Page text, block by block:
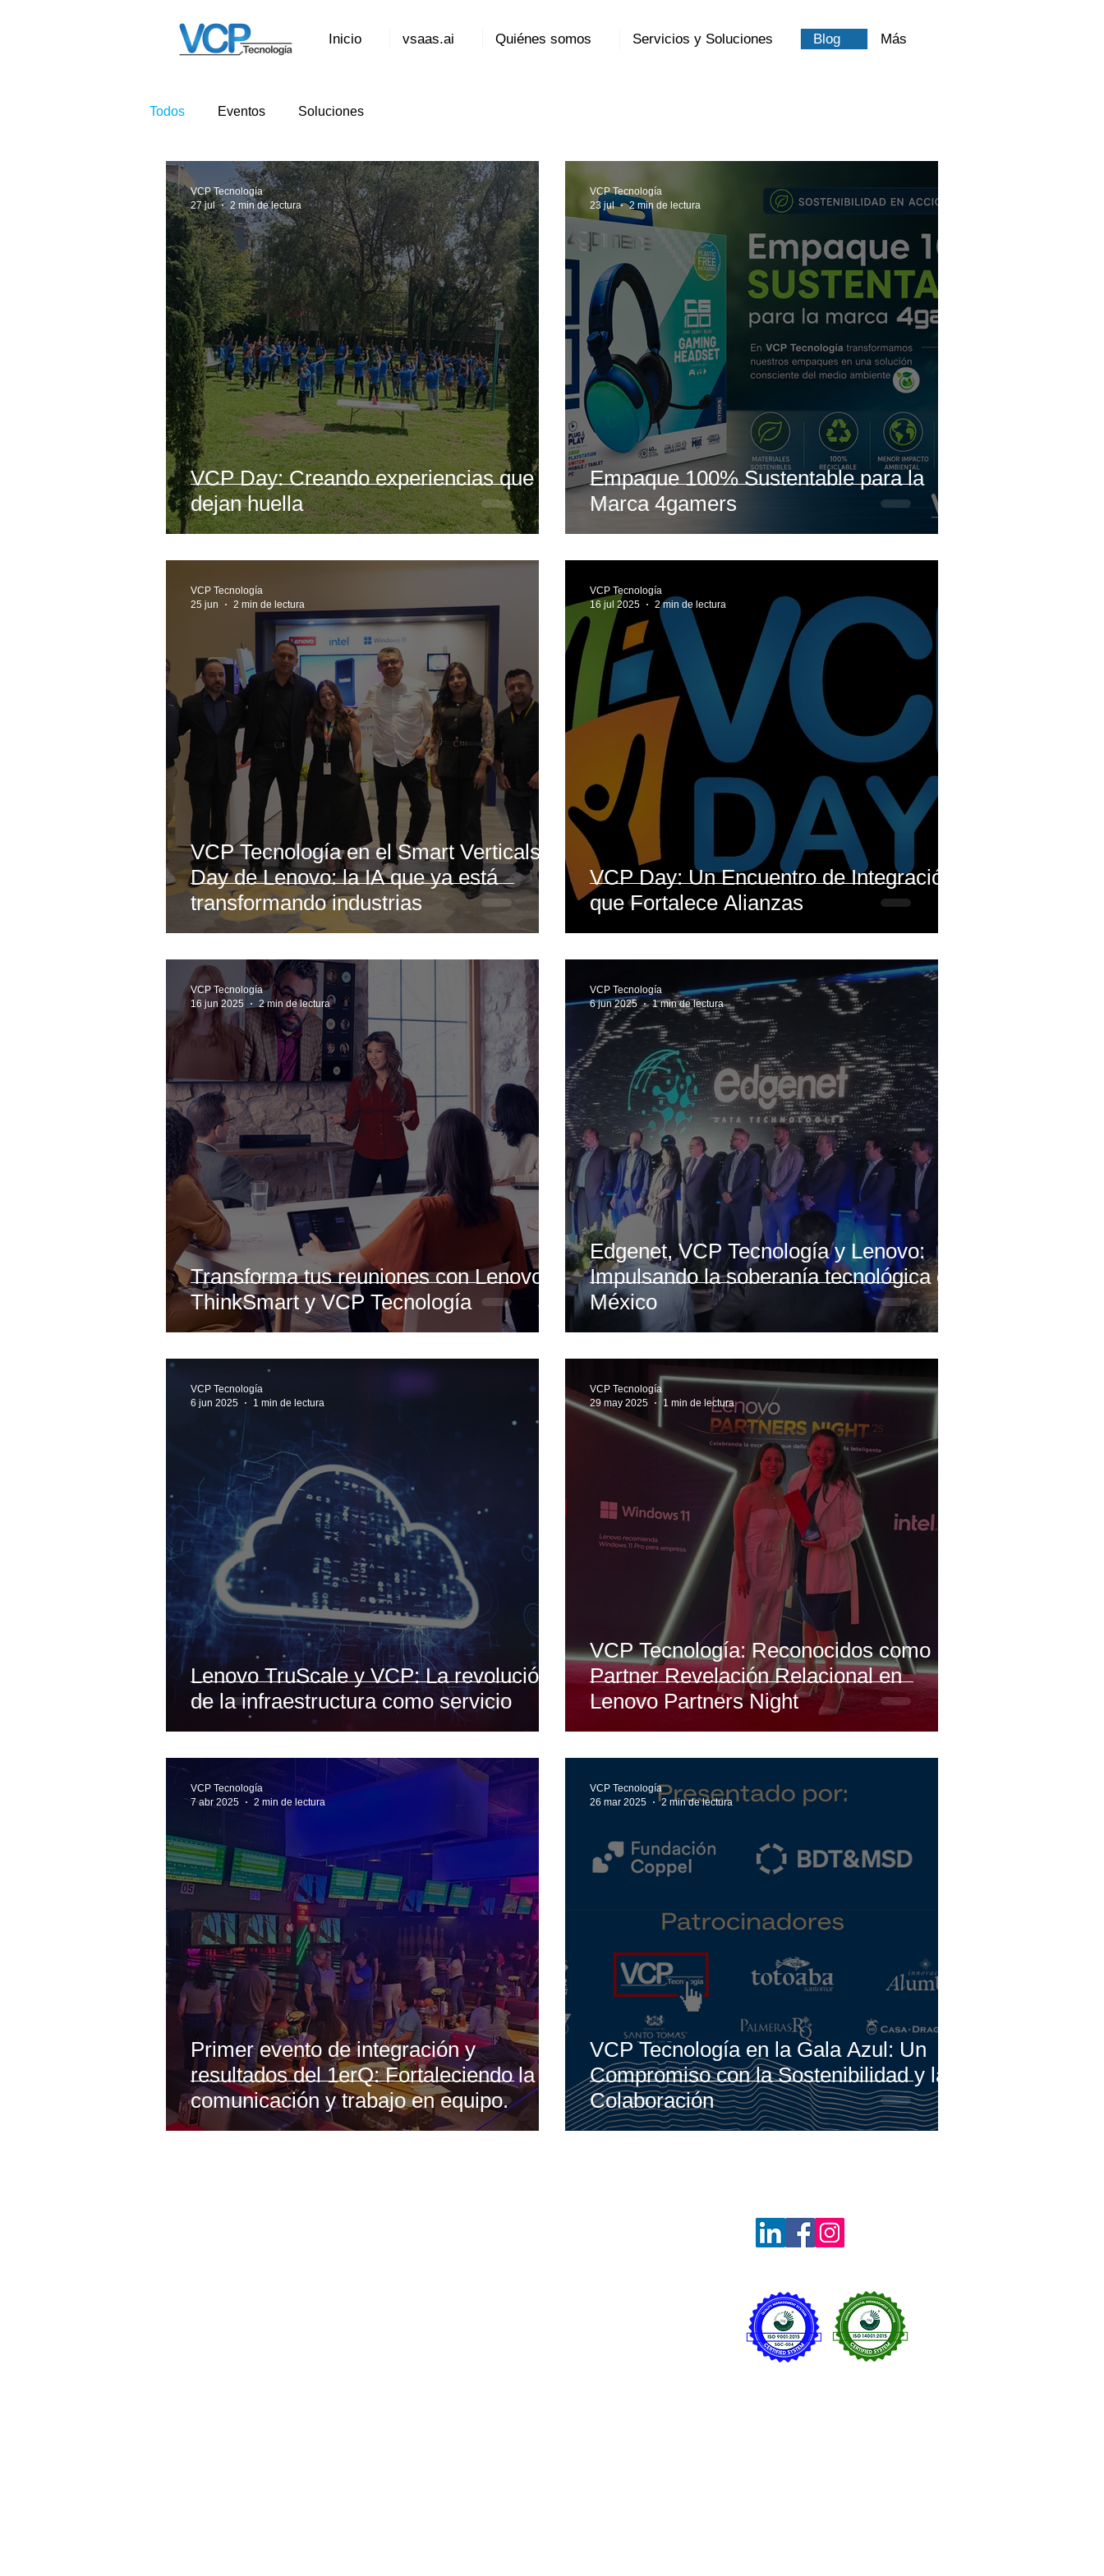
Inicio vsaas.ai Quiénes somos Servicios y Soluciones Blog Más
Todos Eventos Soluciones
VCP Day: Creando experiencias que
dejan huella
VCP Tecnología
27 jul
2 min de lectura
Empaque 100% Sustentable para la
Marca 4gamers
VCP Tecnología
23 jul
2 min de lectura
VCP Tecnología en el Smart Verticals
Day de Lenovo: la IA que ya está
transformando industrias
VCP Tecnología
25 jun
2 min de lectura
VCP Day: Un Encuentro de Integración
que Fortalece Alianzas
VCP Tecnología
16 jul 2025
2 min de lectura
Transforma tus reuniones con Lenovo
ThinkSmart y VCP Tecnología
VCP Tecnología
16 jun 2025
2 min de lectura
Edgenet, VCP Tecnología y Lenovo:
Impulsando la soberanía tecnológica en
México
VCP Tecnología
6 jun 2025
1 min de lectura
Lenovo TruScale y VCP: La revolución
de la infraestructura como servicio
VCP Tecnología
6 jun 2025
1 min de lectura
VCP Tecnología: Reconocidos como
Partner Revelación Relacional en
Lenovo Partners Night
VCP Tecnología
29 may 2025
1 min de lectura
Primer evento de integración y
resultados del 1erQ: Fortaleciendo la
comunicación y trabajo en equipo.
VCP Tecnología
7 abr 2025
2 min de lectura
VCP Tecnología en la Gala Azul: Un
Compromiso con la Sostenibilidad y la
Colaboración
VCP Tecnología
26 mar 2025
2 min de lectura